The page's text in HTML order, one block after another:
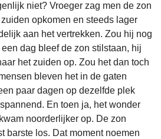
niet? Vroeger zag men de zon
opkomen en steeds lager
aan het vertrekken. Zou hij nog
dag bleef de zon stilstaan, hij
het zuiden op. Zou het dan toch
bleven het in de gaten
paar dagen op dezelfde plek
En toen ja, het wonder
noorderlijker op. De zon
barste los. Dat moment noemen